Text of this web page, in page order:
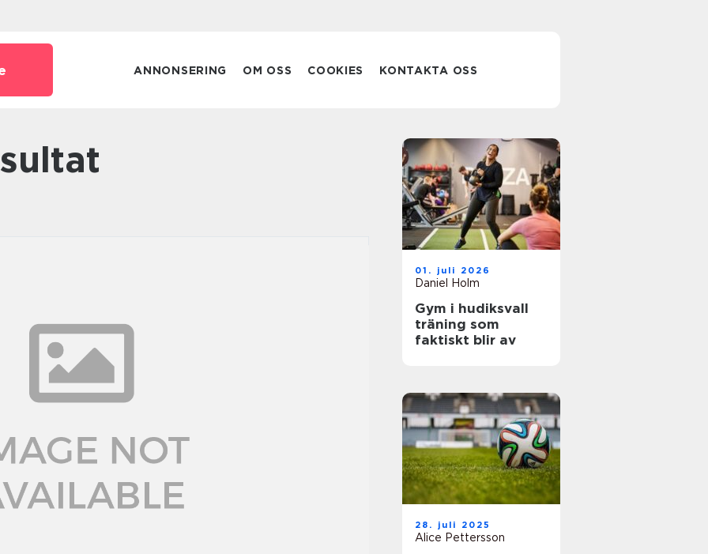
ANNONSERING OM OSS COOKIES KONTAKTA OSS
01. juli 2026
Daniel Holm
Gym i hudiksvall
träning som
faktiskt blir av
28. juli 2025
Alice Pettersson